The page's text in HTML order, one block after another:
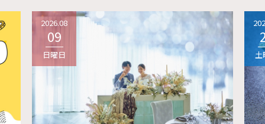
2026.08
09
日曜日 土